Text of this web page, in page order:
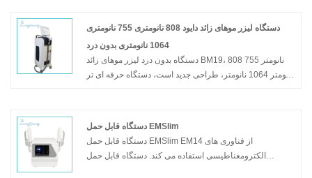
مدل: Fu18-s3
دستگاه لیزر موهای زائد دایود 808 نانومتری 755 نانومتری
1064 نانومتری بدون درد
دستگاه بدون درد لیزر موهای زائد BM19، 808 نانومتر 755
نانومتر 1064 نانومتر، طراحی جدید است، دستگاه حرفه ای تر
دستگاه قابل حمل EMSlim
دستگاه قابل حمل EMSlim EM14 از فناوری های
الکترومغناطیسی استفاده می کند. دستگاه قابل حمل